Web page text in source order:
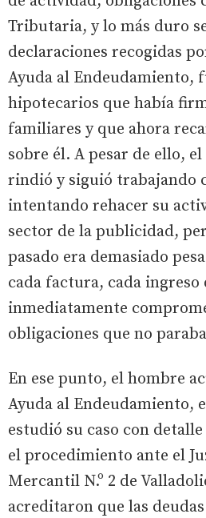
Tributaria, y lo más duro
declaraciones recogidas
Ayuda al Endeudamiento,
hipotecarios que había
familiares y que ahora
sobre él. A pesar de ello,
rindió y siguió trabajando
intentando rehacer su
sector de la publicidad,
pasado era demasiado
cada factura, cada ingreso
inmediatamente
obligaciones que no
En ese punto, el hombre
Ayuda al Endeudamiento,
estudió su caso con
el procedimiento ante el
Mercantil N.º 2 de
acreditaron que las